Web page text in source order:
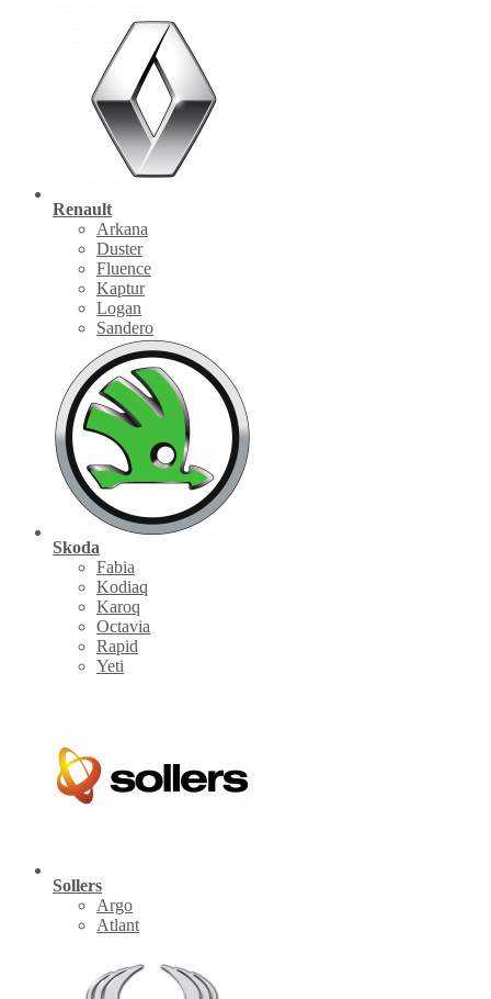
Renault
Arkana
Duster
Fluence
Kaptur
Logan
Sandero
Skoda
Fabia
Kodiaq
Karoq
Octavia
Rapid
Yeti
Sollers
Argo
Atlant